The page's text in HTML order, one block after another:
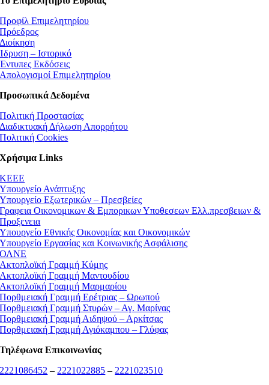
Προφίλ Επιμελητηρίου
Πρόεδρος
Διοίκηση
Ίδρυση – Ιστορικό
Έντυπες Εκδόσεις
Απολογισμοί Επιμελητηρίου
Προσωπικά Δεδομένα
Πολιτική Προστασίας
Διαδικτυακή Δήλωση Απορρήτου
Πολιτική Cookies
Χρήσιμα Links
ΚEEE
Υπουργείο Ανάπτυξης
Υπουργείο Εξωτερικών – Πρεσβείες
Γραφεια Οικονομικων & Εμπορικων Υποθεσεων Ελλ.πρεσβειων &
Προξενεια
Υπουργείο Εθνικής Οικονομίας και Οικονομικών
Υπουργείο Εργασίας και Κοινωνικής Ασφάλισης
ΟΛΝΕ
Ακτοπλοϊκή Γραμμή Κύμης
Ακτοπλοϊκή Γραμμή Μαντουδίου
Ακτοπλοϊκή Γραμμή Μαρμαρίου
Πορθμειακή Γραμμή Ερέτριας – Ωρωπού
Πορθμειακή Γραμμή Στυρών – Αγ. Μαρίνας
Πορθμειακή Γραμμή Αιδηψού – Αρκίτσας
Πορθμειακή Γραμμή Αγιόκαμπου – Γλύφας
Τηλέφωνα Επικοινωνίας
2221086452 – 2221022885 – 2221023510